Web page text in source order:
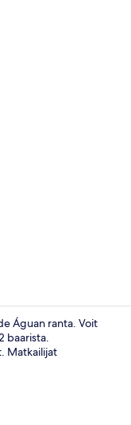
Águan ranta. Voit
baarista.
Matkailijat